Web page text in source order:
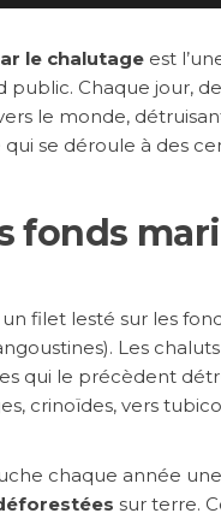
le chalutage est
public. Chaque jour,
le monde,
se déroule à des
fonds
filet lesté sur les
Les
qui le précèdent
crinoïdes, vers
chaque année
sur terre.